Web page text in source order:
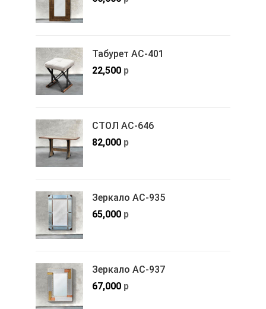
Табурет АС-401
22,500 р
СТОЛ АС-646
82,000 р
Зеркало АС-935
65,000 р
Зеркало АС-937
67,000 р